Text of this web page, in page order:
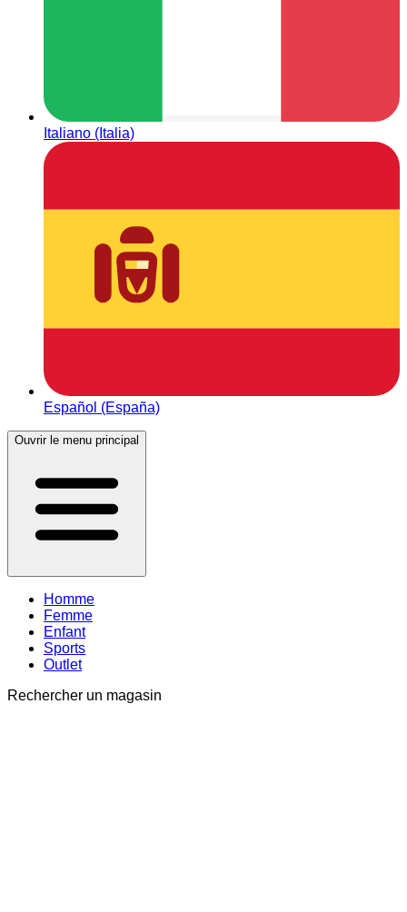
Italiano (Italia)
Español (España)
Ouvrir le menu principal
Homme
Femme
Enfant
Sports
Outlet
Rechercher un magasin